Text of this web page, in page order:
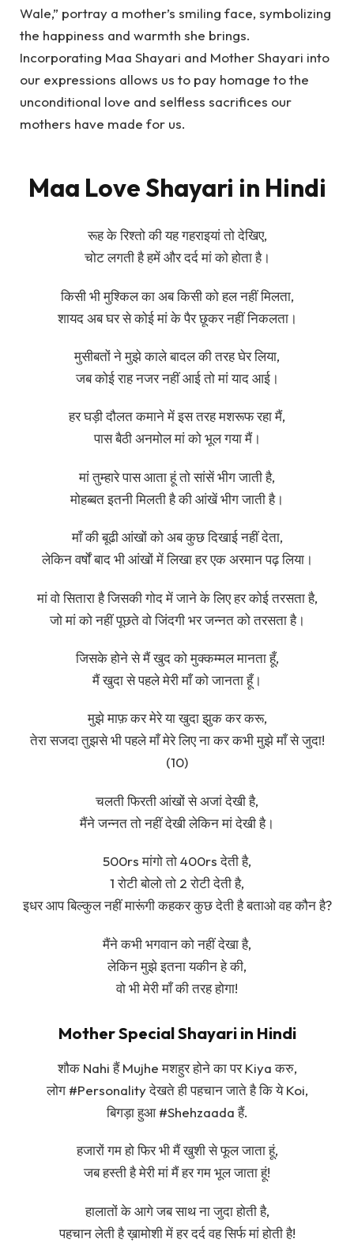
Wale,” portray a mother’s smiling face, symbolizing
the happiness and warmth she brings.
Incorporating Maa Shayari and Mother Shayari into
our expressions allows us to pay homage to the
unconditional love and selfless sacrifices our
mothers have made for us.
Maa Love Shayari in Hindi
रूह के रिश्तो की यह गहराइयां तो देखिए,
चोट लगती है हमें और दर्द मां को होता है।
किसी भी मुश्किल का अब किसी को हल नहीं मिलता,
शायद अब घर से कोई मां के पैर छूकर नहीं निकलता।
मुसीबतों ने मुझे काले बादल की तरह घेर लिया,
जब कोई राह नजर नहीं आई तो मां याद आई।
हर घड़ी दौलत कमाने में इस तरह मशरूफ रहा मैं,
पास बैठी अनमोल मां को भूल गया मैं।
मां तुम्हारे पास आता हूं तो सांसें भीग जाती है,
मोहब्बत इतनी मिलती है की आंखें भीग जाती है।
माँ की बूढी आंखों को अब कुछ दिखाई नहीं देता,
लेकिन वर्षों बाद भी आंखों में लिखा हर एक अरमान पढ़ लिया।
मां वो सितारा है जिसकी गोद में जाने के लिए हर कोई तरसता है,
जो मां को नहीं पूछते वो जिंदगी भर जन्नत को तरसता है।
जिसके होने से मैं खुद को मुक्कम्मल मानता हूँ,
मैं खुदा से पहले मेरी माँ को जानता हूँ।
मुझे माफ़ कर मेरे या खुदा झुक कर करू,
तेरा सजदा तुझसे भी पहले माँ मेरे लिए ना कर कभी मुझे माँ से जुदा!
(10)
चलती फिरती आंखों से अजां देखी है,
मैंने जन्नत तो नहीं देखी लेकिन मां देखी है।
500rs मांगो तो 400rs देती है,
1 रोटी बोलो तो 2 रोटी देती है,
इधर आप बिल्कुल नहीं मारूंगी कहकर कुछ देती है बताओ वह कौन है?
मैंने कभी भगवान को नहीं देखा है,
लेकिन मुझे इतना यकीन हे की,
वो भी मेरी माँ की तरह होगा!
Mother Special Shayari in Hindi
शौक Nahi हैं Mujhe मशहुर होने का पर Kiya करु,
लोग #Personality देखते ही पहचान जाते है कि ये Koi,
बिगड़ा हुआ #Shehzaada हैं.
हजारों गम हो फिर भी मैं खुशी से फूल जाता हूं,
जब हस्ती है मेरी मां मैं हर गम भूल जाता हूं!
हालातों के आगे जब साथ ना जुदा होती है,
पहचान लेती है ख़ामोशी में हर दर्द वह सिर्फ मां होती है!